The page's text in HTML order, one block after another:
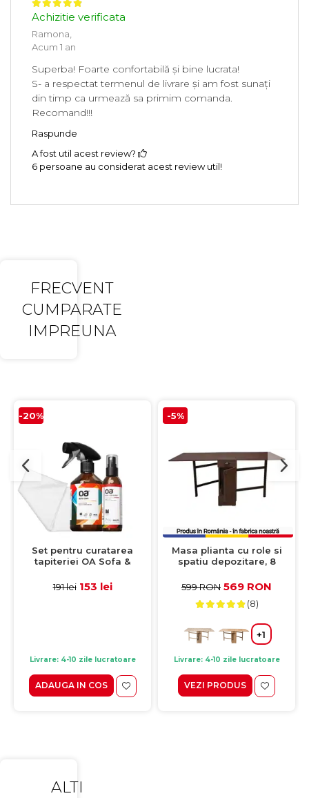
Achizitie verificata
Ramona,
Acum 1 an
Superba! Foarte confortabilă și bine lucrata!
S- a respectat termenul de livrare și am fost sunați
din timp ca urmează sa primim comanda.
Recomand!!!
Raspunde
A fost util acest review?
6 persoane au considerat acest review util!
FRECVENT
CUMPARATE
IMPREUNA
-20%
Set pentru curatarea
tapiteriei OA Sofa &
Laveta din microfibra
191 lei 153 lei
Livrare: 4-10 zile lucratoare
ADAUGA IN COS
-5%
Masa plianta cu role si
spatiu depozitare, 8
92/180x92x80 cm
599 RON 569 RON
(8)
+1
Livrare: 4-10 zile lucratoare
VEZI PRODUS
ALTI